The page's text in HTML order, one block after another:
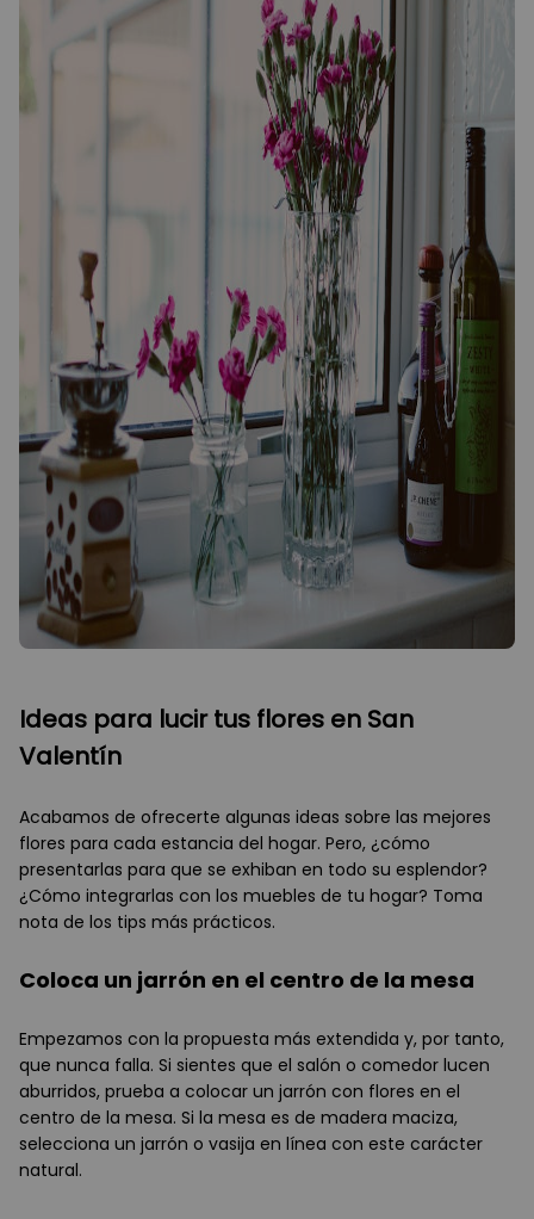
Ideas para lucir tus flores en San
Valentín
Acabamos de ofrecerte algunas ideas sobre las mejores
flores para cada estancia del hogar. Pero, ¿cómo
presentarlas para que se exhiban en todo su esplendor?
¿Cómo integrarlas con los muebles de tu hogar? Toma
nota de los tips más prácticos.
Coloca un jarrón en el centro de la mesa
Empezamos con la propuesta más extendida y, por tanto,
que nunca falla. Si sientes que el salón o comedor lucen
aburridos, prueba a colocar un jarrón con flores en el
centro de la mesa. Si la mesa es de madera maciza,
selecciona un jarrón o vasija en línea con este carácter
natural.